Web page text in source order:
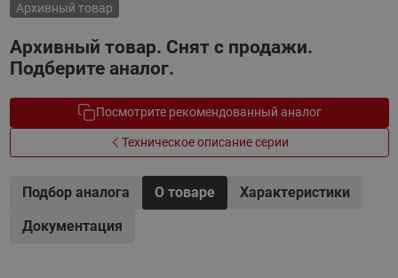
Архивный товар
Архивный товар. Снят с продажи.
Подберите аналог.
Посмотрите рекомендованный аналог
Техническое описание серии
Подбор аналога О товаре
Характеристики
Документация